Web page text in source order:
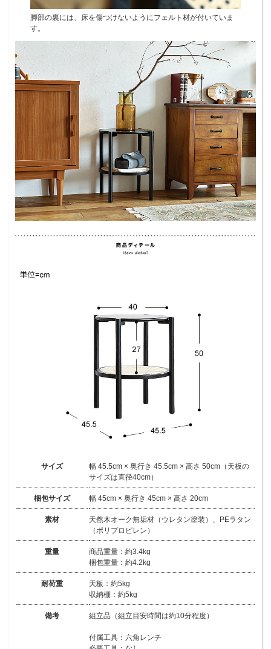
脚部の裏には、床を傷つけないようにフェルト材が付いていま
す。
サイズ
幅 45.5cm × 奥行き 45.5cm × 高さ 50cm（天板の
サイズは直径40cm）
梱包サイズ 幅 45cm × 奥行き 45cm × 高さ 20cm
素材
天然木オーク無垢材（ウレタン塗装）、PEラタン
（ポリプロピレン）
重量
商品重量：約3.4kg
梱包重量：約4.2kg
耐荷重
天板：約5kg
収納棚：約5kg
備考 組立品（組立目安時間は約10分程度）
付属工具：六角レンチ